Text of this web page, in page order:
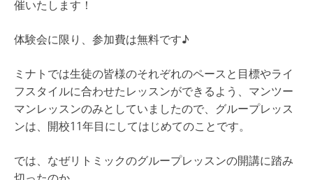
催いたします！
体験会に限り、参加費は無料です♪
ミナトでは生徒の皆様のそれぞれのペースと目標やライ
フスタイルに合わせたレッスンができるよう、マンツー
マンレッスンのみとしていましたので、グループレッス
ンは、開校11年目にしてはじめてのことです。
では、なぜリトミックのグループレッスンの開講に踏み